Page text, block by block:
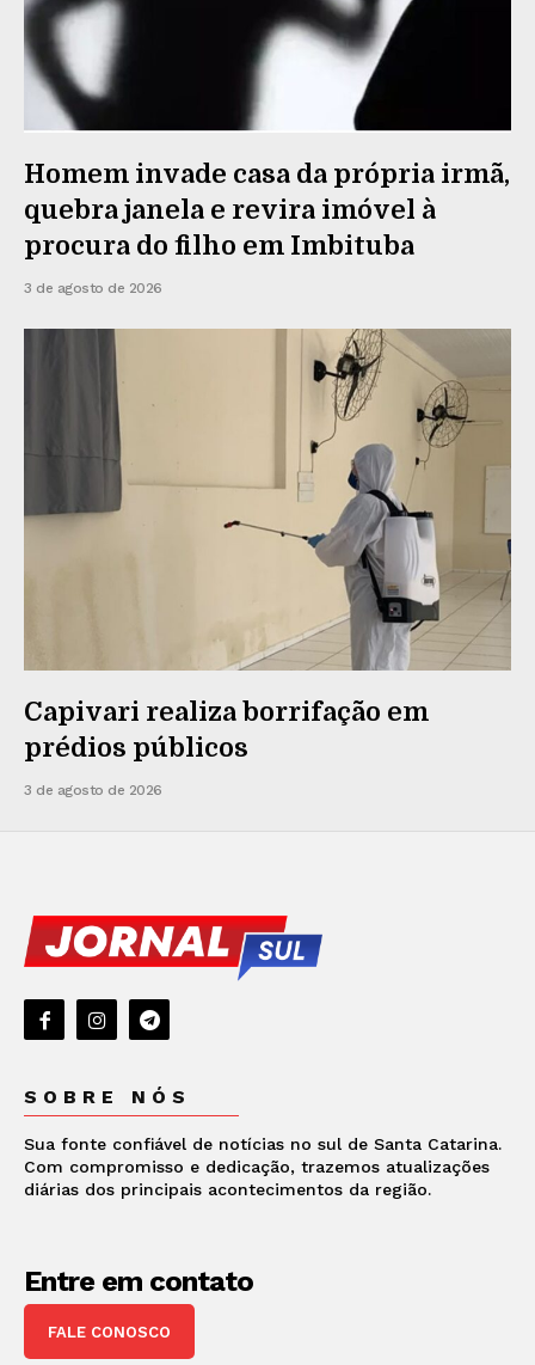
Homem invade casa da própria irmã,
quebra janela e revira imóvel à
procura do filho em Imbituba
3 de agosto de 2026
Capivari realiza borrifação em
prédios públicos
3 de agosto de 2026
SOBRE NÓS
Sua fonte confiável de notícias no sul de Santa Catarina.
Com compromisso e dedicação, trazemos atualizações
diárias dos principais acontecimentos da região.
Entre em contato
FALE CONOSCO